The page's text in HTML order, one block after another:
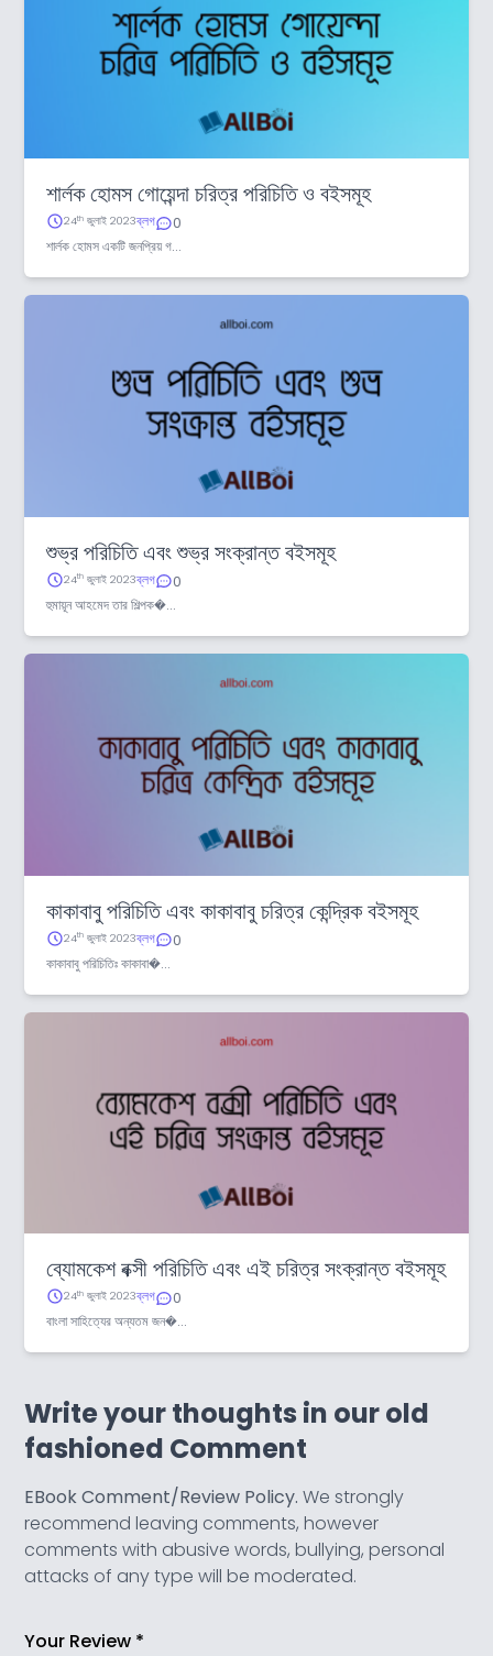
শার্লক হোমস গোয়েন্দা চরিত্র পরিচিতি ও বইসমূহ
24th জুলাই 2023ব্লগ
0
শার্লক হোমস একটি জনপ্রিয় গ...
শুভ্র পরিচিতি এবং শুভ্র সংক্রান্ত বইসমূহ
24th জুলাই 2023ব্লগ
0
হুমায়ূন আহমেদ তার শিল্পক�...
কাকাবাবু পরিচিতি এবং কাকাবাবু চরিত্র কেন্দ্রিক বইসমূহ
24th জুলাই 2023ব্লগ
0
কাকাবাবু পরিচিতিঃ কাকাবা�...
ব্যোমকেশ বক্সী পরিচিতি এবং এই চরিত্র সংক্রান্ত বইসমূহ
24th জুলাই 2023ব্লগ
0
বাংলা সাহিত্যের অন্যতম জন�...
Write your thoughts in our old
fashioned Comment
EBook Comment/Review Policy. We strongly
recommend leaving comments, however
comments with abusive words, bullying, personal
attacks of any type will be moderated.
Your Review *